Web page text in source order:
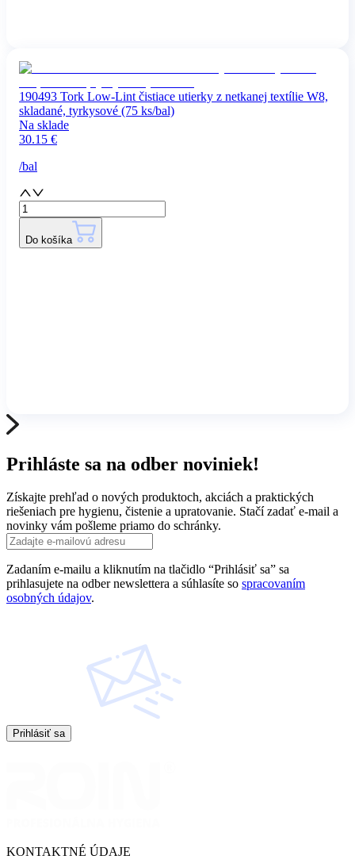
190493 Tork Low-Lint čistiace utierky z netkanej textílie W8,
skladané, tyrkysové (75 ks/bal)
Na sklade
30.15 €
/bal
Do košíka
Prihláste sa na odber noviniek!
Získajte prehľad o nových produktoch, akciách a praktických
riešeniach pre hygienu, čistenie a upratovanie. Stačí zadať e-mail a
novinky vám pošleme priamo do schránky.
Zadaním e-mailu a kliknutím na tlačidlo “Prihlásiť sa” sa
prihlasujete na odber newslettera a súhlasíte so spracovaním
osobných údajov.
Prihlásiť sa
KONTAKTNÉ ÚDAJE